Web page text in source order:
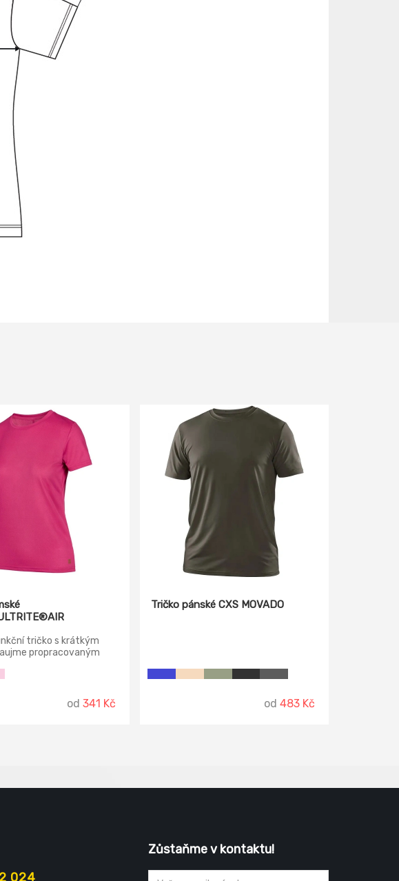
tričko s krátkým
propracovaným
od341 Kč
Tričko pánské CXS MOVADO
od 483 Kč
024
Zůstaňme v kontaktu!